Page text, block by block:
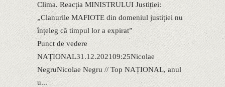
Clima. Reacția MINISTRULUI Justiției:
„Clanurile MAFIOTE din domeniul justiției nu
înțeleg că timpul lor a expirat”
Punct de vedere
NAȚIONAL31.12.202109:25Nicolae
NegruNicolae Negru // Top NAȚIONAL, anul
u...